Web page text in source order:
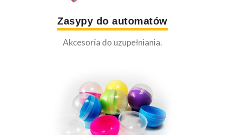
Zasypy do automatów
Akcesoria do uzupełniania.